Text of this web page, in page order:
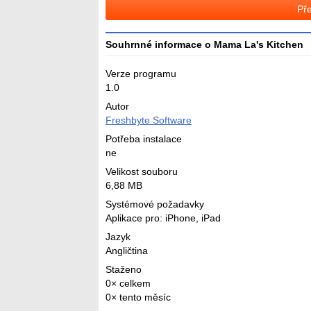
Souhrnné informace o Mama La's Kitchen
Verze programu
1.0
Autor
Freshbyte Software
Potřeba instalace
ne
Velikost souboru
6,88 MB
Systémové požadavky
Aplikace pro: iPhone, iPad
Jazyk
Angličtina
Staženo
0× celkem
0× tento měsíc